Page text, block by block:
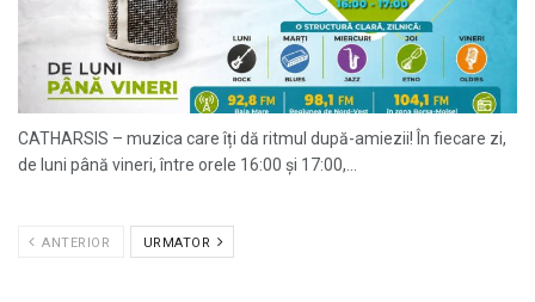
CATHARSIS – muzica care îți dă ritmul după-amiezii! În fiecare zi,
de luni până vineri, între orele 16:00 și 17:00,...
ANTERIOR URMATOR